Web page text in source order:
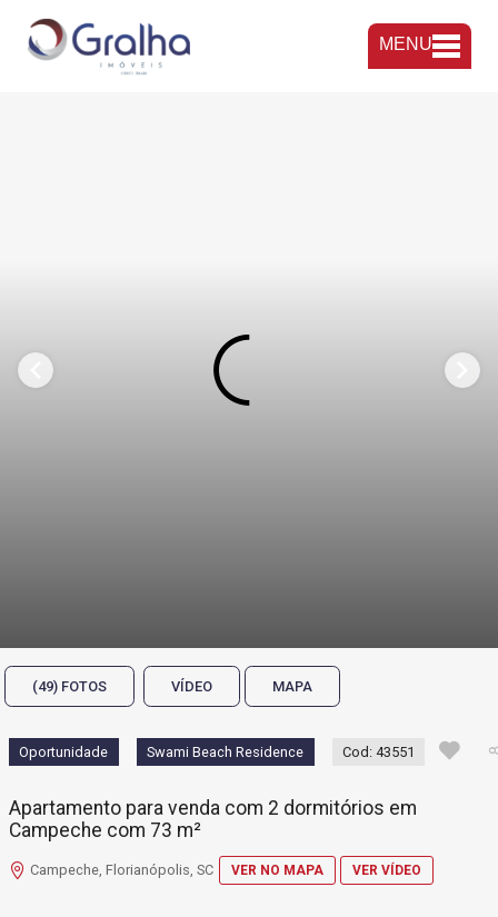
MENU
(49) FOTOS VÍDEO MAPA
Oportunidade Swami Beach Residence Cod: 43551
Apartamento para venda com 2 dormitórios em
Campeche com 73 m²
Campeche, Florianópolis, SC VER NO MAPA VER VÍDEO